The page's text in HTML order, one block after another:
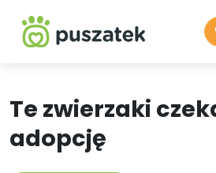
Te zwierzaki
adopcję